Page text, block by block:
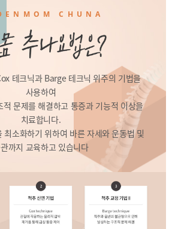
CHUNA
테크닉과 Barge 테크닉 위주의 기법을
사용하여
문제를 해결하고 통증과 기능적 이상을
치료합니다.
최소화하기 위하여 바른 자세와 운동법 및
까지 교육하고 있습니다